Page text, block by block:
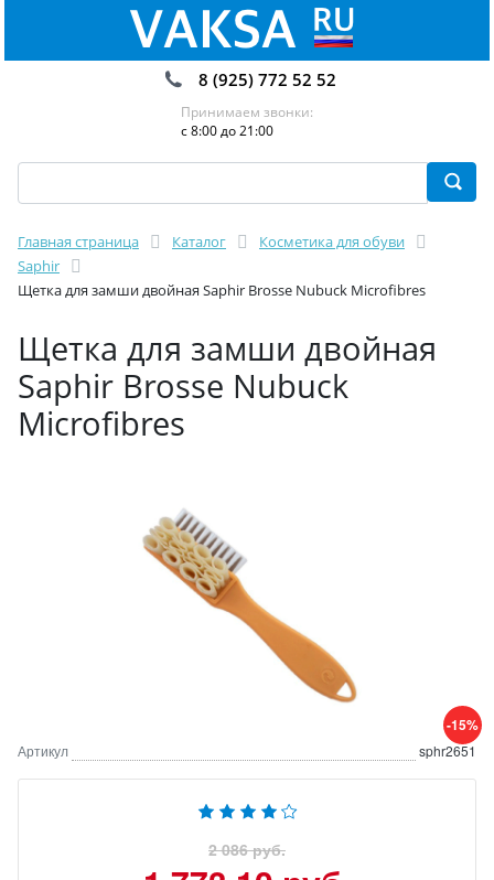
8 (925) 772 52 52
Принимаем звонки:
с 8:00 до 21:00
Главная страница Каталог
Косметика для обуви
Saphir
Щетка для замши двойная Saphir Brosse Nubuck Microfibres
Щетка для замши двойная
Saphir Brosse Nubuck
Microfibres
-15%
Артикул sphr2651
2 086 руб.